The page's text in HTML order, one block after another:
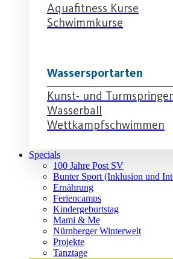
Aquafitness Kurse
Schwimmkurse
Wassersportarten
Kunst- und
Wasserball
Wettkampfschwimmen
Specials
100 Jahre Post SV
Bunter Sport (Inklusion und
Ernährung
Feriencamps
Kindergeburtstag
Mami & Me
Nürnberger Winterwelt
Projekte
Tanztage